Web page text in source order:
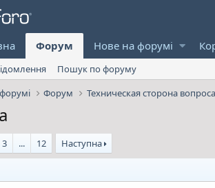
Форум Нове на форумі
Пошук по форуму
Форум Техническая сторона вопроса
3 ... 12 Наступна